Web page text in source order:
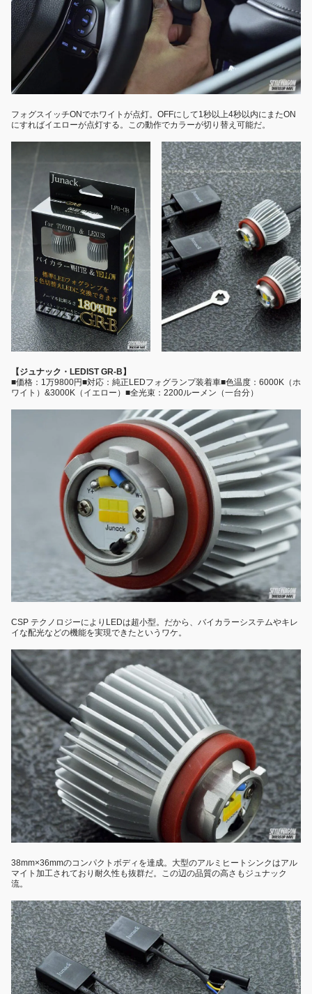
フォグスイッチONでホワイトが点灯。OFFにして1秒以上4秒以内にまたON
にすればイエローが点灯する。この動作でカラーが切り替え可能だ。
【ジュナック・LEDIST GR-B】
■価格：1万9800円■対応：純正LEDフォグランプ装着車■色温度：6000K（ホ
ワイト）&3000K（イエロー）■全光束：2200ルーメン（一台分）
CSP テクノロジーによりLEDは超小型。だから、バイカラーシステムやキレ
イな配光などの機能を実現できたというワケ。
38mm×36mmのコンパクトボディを達成。大型のアルミヒートシンクはアル
マイト加工されており耐久性も抜群だ。この辺の品質の高さもジュナック
流。